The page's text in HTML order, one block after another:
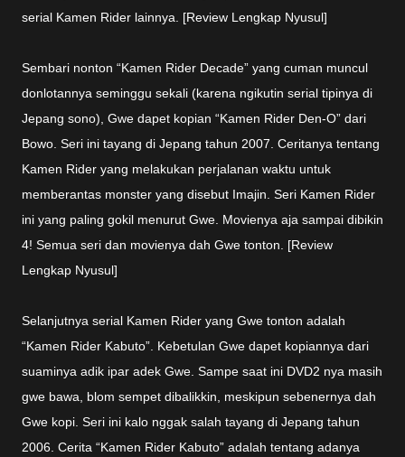
serial Kamen Rider lainnya. [Review Lengkap Nyusul]
Sembari nonton “Kamen Rider Decade” yang cuman muncul
donlotannya seminggu sekali (karena ngikutin serial tipinya di
Jepang sono), Gwe dapet kopian “Kamen Rider Den-O” dari
Bowo. Seri ini tayang di Jepang tahun 2007. Ceritanya tentang
Kamen Rider yang melakukan perjalanan waktu untuk
memberantas monster yang disebut Imajin. Seri Kamen Rider
ini yang paling gokil menurut Gwe. Movienya aja sampai dibikin
4! Semua seri dan movienya dah Gwe tonton. [Review
Lengkap Nyusul]
Selanjutnya serial Kamen Rider yang Gwe tonton adalah
“Kamen Rider Kabuto”. Kebetulan Gwe dapet kopiannya dari
suaminya adik ipar adek Gwe. Sampe saat ini DVD2 nya masih
gwe bawa, blom sempet dibalikkin, meskipun sebenernya dah
Gwe kopi. Seri ini kalo nggak salah tayang di Jepang tahun
2006. Cerita “Kamen Rider Kabuto” adalah tentang adanya